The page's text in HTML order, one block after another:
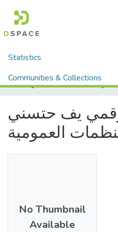
Statistics
Communities & Collections
Home
العمومية
يف حتسني
العمومية
No Thumbnail
Available